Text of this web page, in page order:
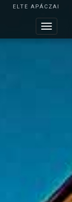
ELTE APÁCZAI